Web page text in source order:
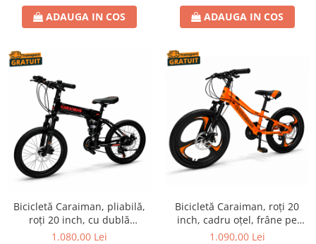
ADAUGA IN COS ADAUGA IN COS
Bicicletă Caraiman, pliabilă,
roți 20 inch, cu dublă
suspensie, frâne pe disc,
1.080,00 Lei
Bicicletă Caraiman, roți 20
inch, cadru oțel, frâne pe
disc, portocaliu
1.090,00 Lei